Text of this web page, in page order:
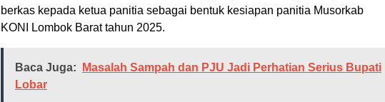
berkas kepada ketua panitia sebagai bentuk kesiapan panitia Musorkab
KONI Lombok Barat tahun 2025.
Baca Juga:
Masalah Sampah dan PJU Jadi Perhatian Serius Bupati
Lobar